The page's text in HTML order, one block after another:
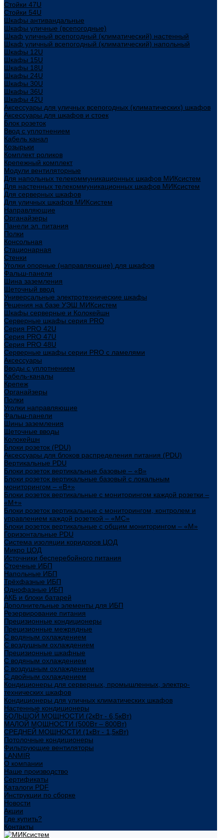
Стойки 47U
Стойки 54U
Шкафы антивандальные
Шкафы уличные (всепогодные)
Шкаф уличный всепогодный (климатический) настенный
Шкаф уличный всепогодный (климатический) напольный
Шкафы 12U
Шкафы 15U
Шкафы 18U
Шкафы 24U
Шкафы 30U
Шкафы 36U
Шкафы 42U
Аксессуары для уличных всепогодных (климатических) шкафов
Аксессуары для шкафов и стоек
Блок розеток
Ввод с уплотнением
Кабель канал
Козырьки
Комплект роликов
Крепежный комплект
Модули вентиляторные
Для напольных телекоммуникационных шкафов МИКсистем
Для настенных телекоммуникационных шкафов МИКсистем
Для серверных шкафов
Для уличных шкафов МИКсистем
Направляющие
Органайзеры
Панели эл. питания
Полки
Консольная
Стационарная
Стенки
Уголки опорные (направляющие) для шкафов
Фальш-панели
Шина заземления
Щеточный ввод
Универсальные электротехнические шкафы
Решения на базе УЭШ МИКсистем
Шкафы серверные и Колокейшн
Серверные шкафы серия PRO
Серия PRO 42U
Серия PRO 47U
Серия PRO 48U
Серверные шкафы серии PRO с ламелями
Аксессуары
Вводы с уплотнением
Кабель-каналы
Крепеж
Органайзеры
Полки
Уголки направляющие
Фальш-панели
Шины заземления
Щеточные вводы
Колокейшн
Блоки розеток (PDU)
Аксессуары для блоков распределения питания (PDU)
Вертикальные PDU
Блоки розеток вертикальные базовые – «В»
Блоки розеток вертикальные базовый с локальным
мониторингом – «В+»
Блоки розеток вертикальные с мониторингом каждой розетки –
«М+»
Блоки розеток вертикальные с мониторингом, контролем и
управлением каждой розеткой – «МС»
Блоки розеток вертикальные с общим мониторингом – «М»
Горизонтальные PDU
Система изоляции коридоров ЦОД
Микро ЦОД
Источники бесперебойного питания
Стоечные ИБП
Напольные ИБП
Трёхфазные ИБП
Однофазные ИБП
АКБ и блоки батарей
Дополнительные элементы для ИБП
Резервирование питания
Прецизионные кондиционеры
Прецизионные межрядные
С водяным охлаждением
С воздушным охлаждением
Прецизионные шкафные
С водяным охлаждением
С воздушным охлаждением
С двойным охлаждением
Кондиционеры для серверных, промышленных, электро-
технических шкафов
Кондиционеры для уличных климатических шкафов
Настенные кондиционеры
БОЛЬШОЙ МОЩНОСТИ (2кВт - 6,5кВт)
МАЛОЙ МОЩНОСТИ (500Вт – 800Вт)
СРЕДНЕЙ МОЩНОСТИ (1кВт - 1,5кВт)
Потолочные кондиционеры
Фильтрующие вентиляторы
LANMIR
О компании
Наше производство
Сертификаты
Каталоги PDF
Инструкции по сборке
Новости
Акции
Где купить?
Контакты